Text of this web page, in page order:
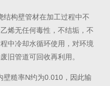
构壁管材在加工过程中不
烯无任何毒性，不结垢，不
中冷却水循环使用，对环境
旧管道可回收再利用。
糙率N约为0.010，因此输